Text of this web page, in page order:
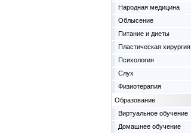
Народная медицина
Облысение
Питание и диеты
Пластическая хирургия
Психология
Слух
Физиотерапия
Образование
Виртуальное обучение
Домашнее обучение